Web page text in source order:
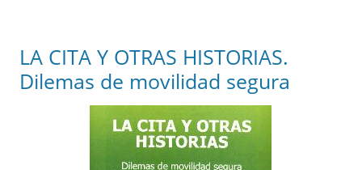
LA CITA Y OTRAS HISTORIAS.
Dilemas de movilidad segura